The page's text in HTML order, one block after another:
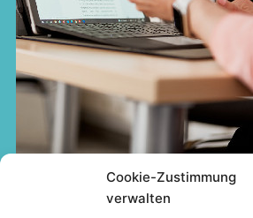
Cookie-Zustimmung
verwalten